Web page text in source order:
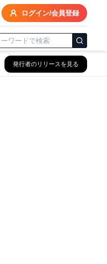
ログイン/会員登録
発行者のリリースを見る